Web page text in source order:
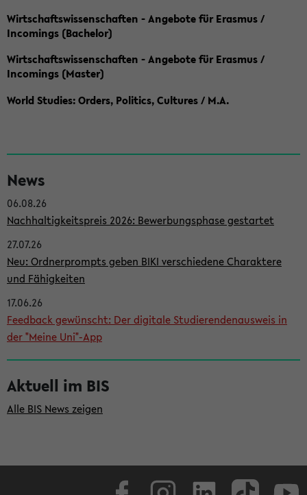
Wirtschaftswissenschaften - Angebote für Erasmus /
Incomings (Bachelor)
Wirtschaftswissenschaften - Angebote für Erasmus /
Incomings (Master)
World Studies: Orders, Politics, Cultures / M.A.
e
i
t
e
n
l
e
i
s
t
e
News
06.08.26
Nachhaltigkeitspreis 2026: Bewerbungsphase gestartet
27.07.26
Neu: Ordnerprompts geben BIKI verschiedene Charaktere
und Fähigkeiten
17.06.26
Feedback gewünscht: Der digitale Studierendenausweis in
der "Meine Uni"-App
Aktuell im BIS
Alle BIS News zeigen